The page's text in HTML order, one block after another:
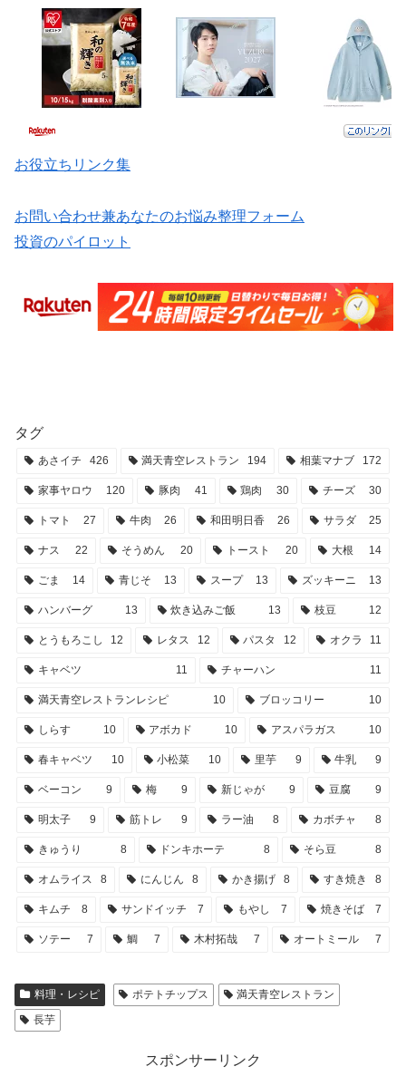
お役立ちリンク集
お問い合わせ兼あなたのお悩み整理フォーム
投資のパイロット
タグ
あさイチ 426 満天青空レストラン 194 相葉マナブ 172
家事ヤロウ 120 豚肉 41 鶏肉 30 チーズ 30
トマト 27 牛肉 26 和田明日香 26 サラダ 25
ナス 22 そうめん 20 トースト 20 大根 14
ごま 14 青じそ 13 スープ 13 ズッキーニ 13
ハンバーグ 13 炊き込みご飯 13 枝豆 12
とうもろこし 12 レタス 12 パスタ 12 オクラ 11
キャベツ 11 チャーハン 11
満天青空レストランレシピ 10 ブロッコリー 10
しらす 10 アボカド 10 アスパラガス 10
春キャベツ 10 小松菜 10 里芋 9 牛乳 9
ベーコン 9 梅 9 新じゃが 9 豆腐 9
明太子 9 筋トレ 9 ラー油 8 カボチャ 8
きゅうり 8 ドンキホーテ 8 そら豆 8
オムライス 8 にんじん 8 かき揚げ 8 すき焼き 8
キムチ 8 サンドイッチ 7 もやし 7 焼きそば 7
ソテー 7 鯛 7 木村拓哉 7 オートミール 7
料理・レシピ ポテトチップス
満天青空レストラン
長芋
スポンサーリンク